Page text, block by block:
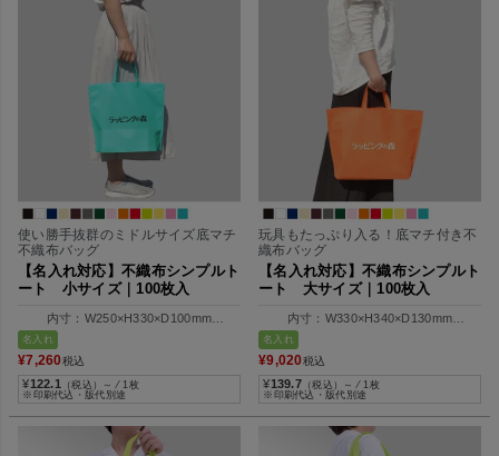
使い勝手抜群のミドルサイズ底マチ
不織布バッグ
【名入れ対応】不織布シンプルト
ート 小サイズ｜100枚入
内寸：W250×H330×D100mm
外寸：W350×H330×D100mm
名入れ
¥7,260税込
¥122.1
（税込）～ ⁄ 1枚
※印刷代込・版代別途
玩具もたっぷり入る！底マチ付き不
織布バッグ
【名入れ対応】不織布シンプルト
ート 大サイズ｜100枚入
内寸：W330×H340×D130mm
外寸：W460×H340×D130mm
名入れ
¥9,020税込
¥139.7 （税込）～ ⁄ 1枚
※印刷代込・版代別途